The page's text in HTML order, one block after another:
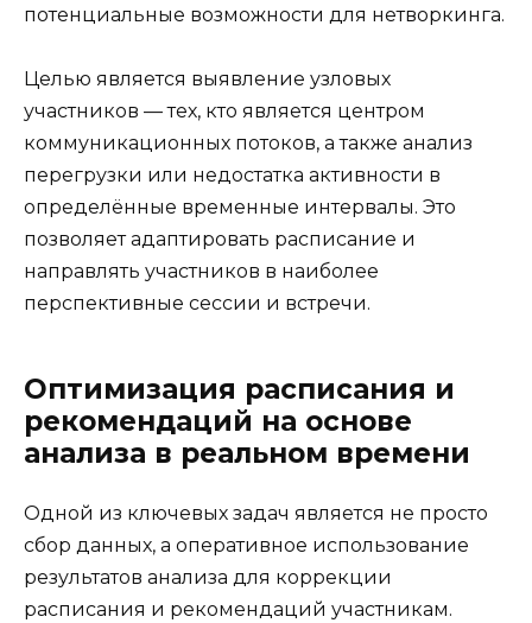
потенциальные возможности для нетворкинга.
Целью является выявление узловых
участников — тех, кто является центром
коммуникационных потоков, а также анализ
перегрузки или недостатка активности в
определённые временные интервалы. Это
позволяет адаптировать расписание и
направлять участников в наиболее
перспективные сессии и встречи.
Оптимизация расписания и
рекомендаций на основе
анализа в реальном времени
Одной из ключевых задач является не просто
сбор данных, а оперативное использование
результатов анализа для коррекции
расписания и рекомендаций участникам.